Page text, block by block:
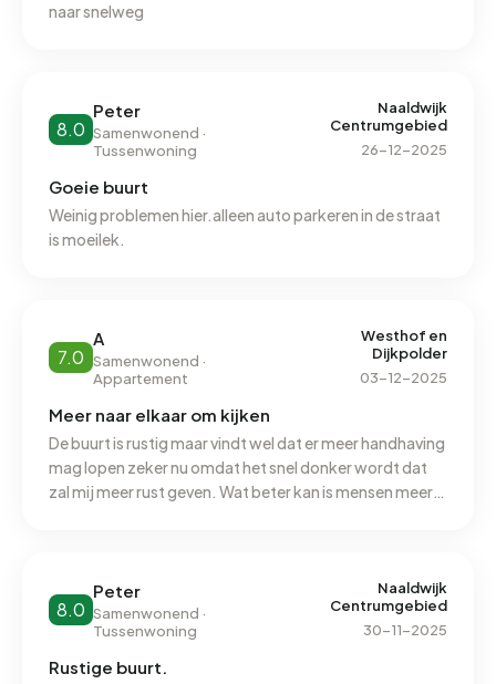
naar snelweg
8.0
Peter
Samenwonend ·
Tussenwoning
Naaldwijk
Centrumgebied
26-12-2025
Goeie buurt
Weinig problemen hier.alleen auto parkeren in de straat
is moeilek.
7.0
A
Samenwonend ·
Appartement
Westhof en
Dijkpolder
03-12-2025
Meer naar elkaar om kijken
De buurt is rustig maar vindt wel dat er meer handhaving
mag lopen zeker nu omdat het snel donker wordt dat
zal mij meer rust geven. Wat beter kan is mensen meer
8.0
Peter
Samenwonend ·
Tussenwoning
Naaldwijk
Centrumgebied
30-11-2025
Rustige buurt.